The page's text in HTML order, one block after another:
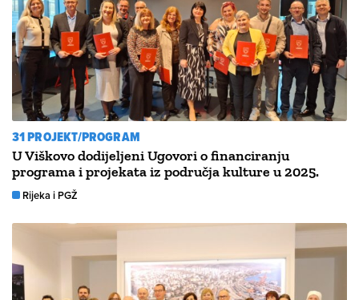
31 PROJEKT/PROGRAM
U Viškovo dodijeljeni Ugovori o financiranju
programa i projekata iz područja kulture u 2025.
Rijeka i PGŽ